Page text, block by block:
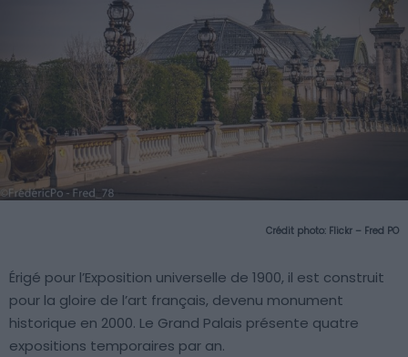
Crédit photo: Flickr – Fred PO
Érigé pour l’Exposition universelle de 1900, il est construit
pour la gloire de l’art français, devenu monument
historique en 2000. Le Grand Palais présente quatre
expositions temporaires par an.